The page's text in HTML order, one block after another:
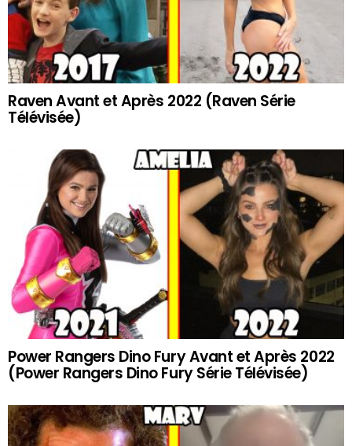
Raven Avant et Après 2022 (Raven Série
Télévisée)
Power Rangers Dino Fury Avant et Après 2022
(Power Rangers Dino Fury Série Télévisée)